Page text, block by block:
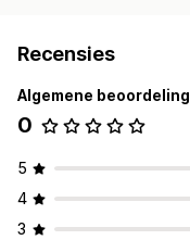
Recensies
Algemene beoordeling
0
5
4
3